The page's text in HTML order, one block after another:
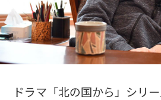
ドラマ「北の国から」シリ